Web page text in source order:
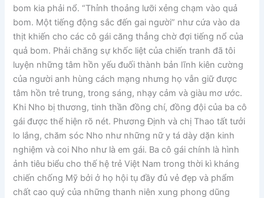
bom kia phải nổ. “Thỉnh thoảng lưỡi xẻng chạm vào quả
bom. Một tiếng động sắc đến gai người” như cứa vào da
thịt khiến cho các cô gái căng thẳng chờ đợi tiếng nổ của
quả bom. Phải chăng sự khốc liệt của chiến tranh đã tôi
luyện những tâm hồn yếu đuối thành bản lĩnh kiên cường
của người anh hùng cách mạng nhưng họ vẫn giữ được
tâm hồn trẻ trung, trong sáng, nhạy cảm và giàu mơ ước.
Khi Nho bị thương, tinh thần đồng chí, đồng đội của ba cô
gái được thể hiện rõ nét. Phương Định và chị Thao tất tưởi
lo lắng, chăm sóc Nho như những nữ y tá dày dặn kinh
nghiệm và coi Nho như là em gái. Ba cô gái chính là hình
ảnh tiêu biểu cho thế hệ trẻ Việt Nam trong thời kì kháng
chiến chống Mỹ bởi ở họ hội tụ đầy đủ vẻ đẹp và phẩm
chất cao quý của những thanh niên xung phong dũng